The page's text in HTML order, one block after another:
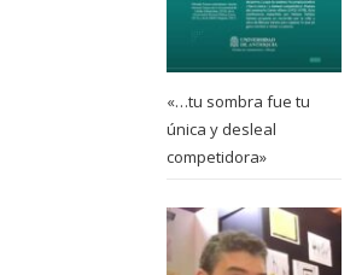
«…tu sombra fue tu
única y desleal
competidora»